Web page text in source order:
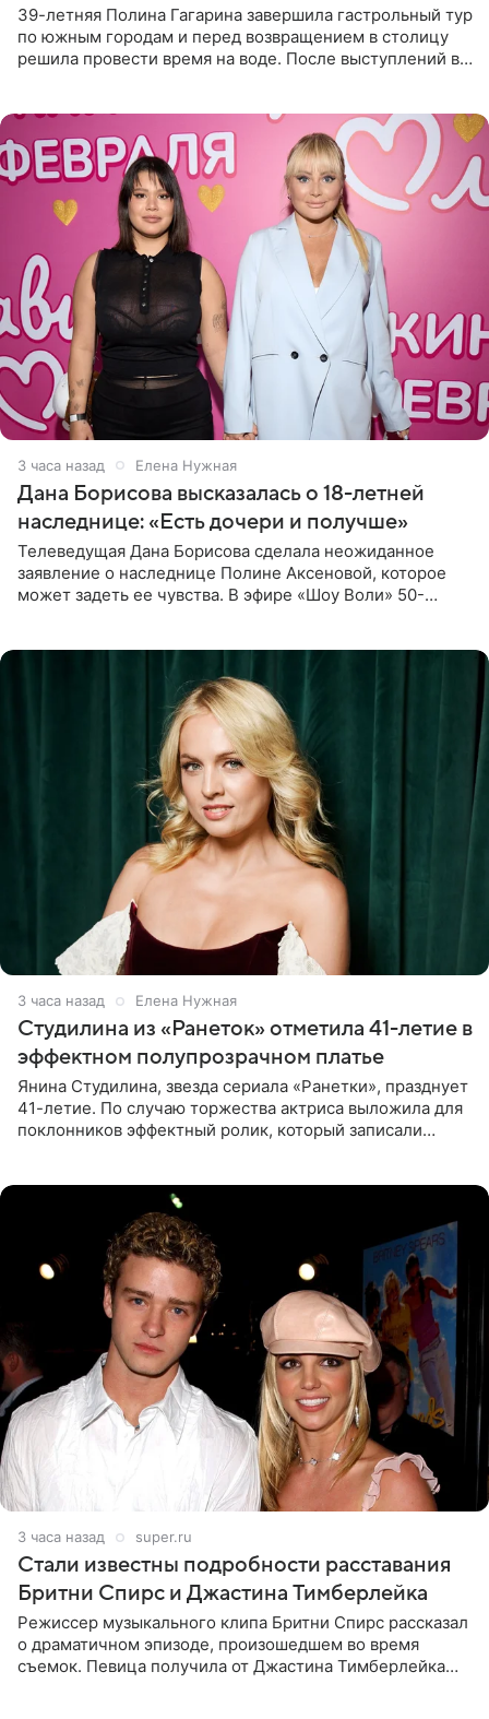
39-летняя Полина Гагарина завершила гастрольный тур
по южным городам и перед возвращением в столицу
решила провести время на воде. После выступлений в
3 часа назад Елена Нужная
Дана Борисова высказалась о 18-летней
наследнице: «Есть дочери и получше»
Телеведущая Дана Борисова сделала неожиданное
заявление о наследнице Полине Аксеновой, которое
может задеть ее чувства. В эфире «Шоу Воли» 50-
3 часа назад Елена Нужная
Студилина из «Ранеток» отметила 41-летие в
эффектном полупрозрачном платье
Янина Студилина, звезда сериала «Ранетки», празднует
41-летие. По случаю торжества актриса выложила для
поклонников эффектный ролик, который записали
3 часа назад super.ru
Стали известны подробности расставания
Бритни Спирс и Джастина Тимберлейка
Режиссер музыкального клипа Бритни Спирс рассказал
о драматичном эпизоде, произошедшем во время
съемок. Певица получила от Джастина Тимберлейка